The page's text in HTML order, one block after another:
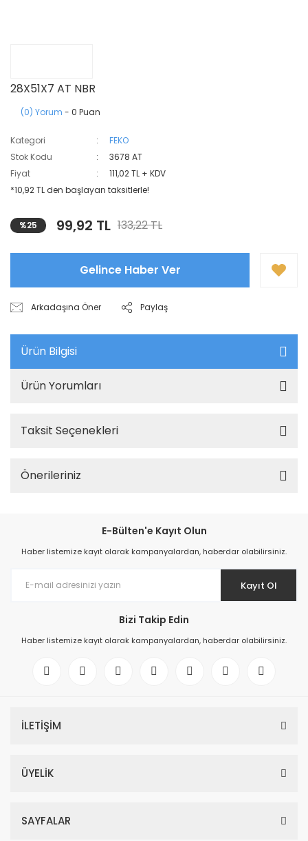
28X51X7 AT NBR
(0) Yorum - 0 Puan
Kategori
FEKO
Stok Kodu
3678 AT
Fiyat
111,02 TL + KDV
*10,92 TL den başlayan taksitlerle!
%25 99,92 TL 133,22 TL
Gelince Haber Ver
Arkadaşına Öner Paylaş
Ürün Bilgisi
Ürün Yorumları
Taksit Seçenekleri
Önerileriniz
E-Bülten'e Kayıt Olun
Haber listemize kayıt olarak kampanyalardan, haberdar olabilirsiniz.
Kayıt Ol
Bizi Takip Edin
Haber listemize kayıt olarak kampanyalardan, haberdar olabilirsiniz.
İLETİŞİM
ÜYELİK
SAYFALAR